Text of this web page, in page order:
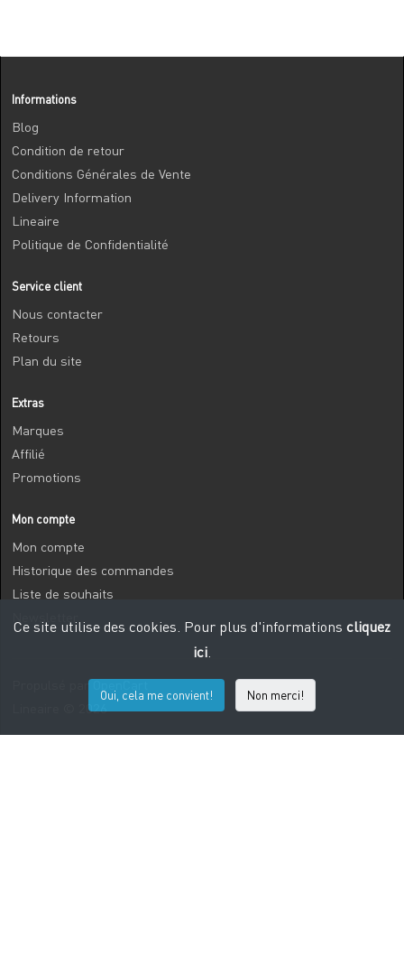
Informations
Blog
Condition de retour
Conditions Générales de Vente
Delivery Information
Lineaire
Politique de Confidentialité
Service client
Nous contacter
Retours
Plan du site
Extras
Marques
Affilié
Promotions
Mon compte
Mon compte
Historique des commandes
Liste de souhaits
Propulsé par
Lineaire © 2026
Ce site utilise des cookies. Pour plus d'informations cliquez
ici.
Oui, cela me convient! Non merci!